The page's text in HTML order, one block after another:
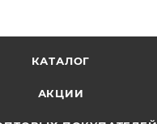
КАТАЛОГ
АКЦИИ